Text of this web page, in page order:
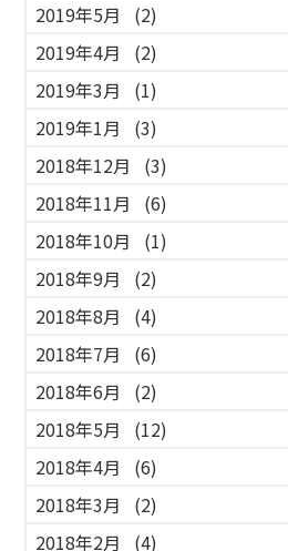
2019年5月
(2)
2019年4月
(2)
2019年3月
(1)
2019年1月
(3)
2018年12月
(3)
2018年11月
(6)
2018年10月
(1)
2018年9月
(2)
2018年8月
(4)
2018年7月
(6)
2018年6月
(2)
2018年5月
(12)
2018年4月
(6)
2018年3月
(2)
2018年2月
(4)